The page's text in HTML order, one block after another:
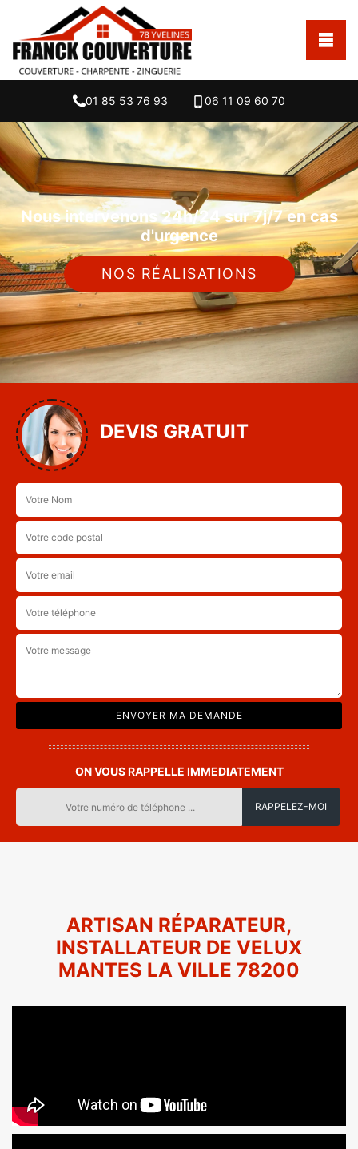
01 85 53 76 93 06 11 09 60 70
Nous intervenons 24h/24 sur 7j/7 en cas
d'urgence
NOS RÉALISATIONS
DEVIS GRATUIT
ON VOUS RAPPELLE IMMEDIATEMENT
ARTISAN RÉPARATEUR,
INSTALLATEUR DE VELUX
MANTES LA VILLE 78200